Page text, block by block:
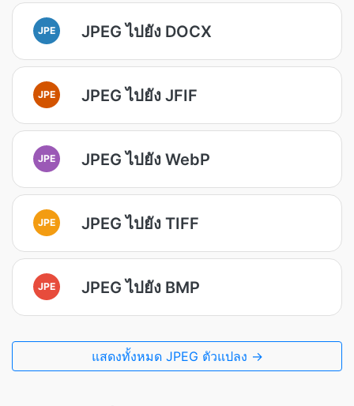
JPE JPEG ไปยัง DOCX
JPE JPEG ไปยัง JFIF
JPE JPEG ไปยัง WebP
JPE JPEG ไปยัง TIFF
JPE JPEG ไปยัง BMP
แสดงทั้งหมด JPEG ตัวแปลง →